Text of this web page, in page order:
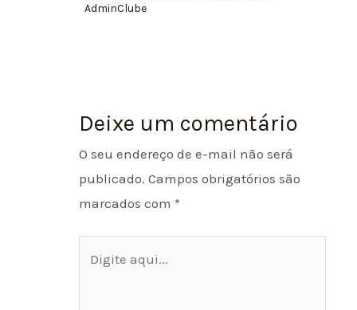
AdminClube
Deixe um comentário
O seu endereço de e-mail não será
publicado. Campos obrigatórios são
marcados com *
aqui...